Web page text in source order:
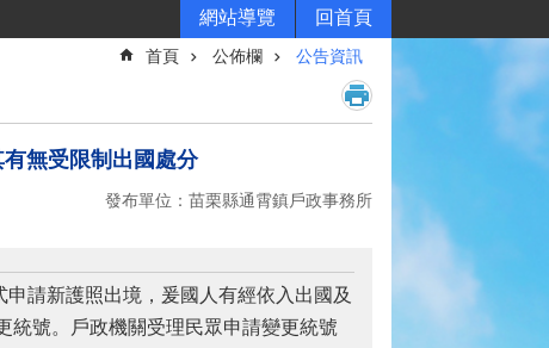
網站導覽 回首頁
首頁 公佈欄 公告資訊
無受限制出國處分
發布單位：苗栗縣通霄鎮戶政事務所
請新護照出境，爰國人有經依入出國及
統號。戶政機關受理民眾申請變更統號